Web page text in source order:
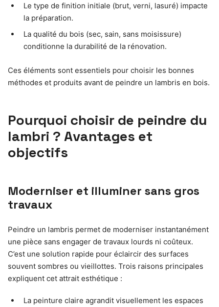
Le type de finition initiale (brut, verni, lasuré) impacte
la préparation.
La qualité du bois (sec, sain, sans moisissure)
conditionne la durabilité de la rénovation.
Ces éléments sont essentiels pour choisir les bonnes
méthodes et produits avant de peindre un lambris en bois.
Pourquoi choisir de peindre du
lambri ? Avantages et
objectifs
Moderniser et illuminer sans gros
travaux
Peindre un lambris permet de moderniser instantanément
une pièce sans engager de travaux lourds ni coûteux.
C’est une solution rapide pour éclaircir des surfaces
souvent sombres ou vieillottes. Trois raisons principales
expliquent cet attrait esthétique :
La peinture claire agrandit visuellement les espaces